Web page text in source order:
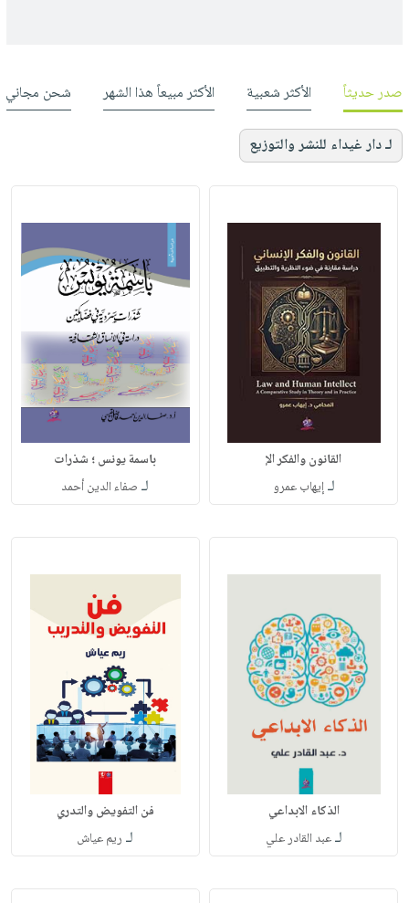
صدر حديثاً الأكثر شعبية الأكثر مبيعاً هذا الشهر شحن مجاني
لـ دار غيداء للنشر والتوزيع
القانون والفكر الإ
لـإيهاب عمرو
باسمة يونس ؛ شذرات
لـ صفاء الدين أحمد
الذكاء الابداعي
لـعبد القادر علي
فن التفويض والتدري
لـ ريم عياش